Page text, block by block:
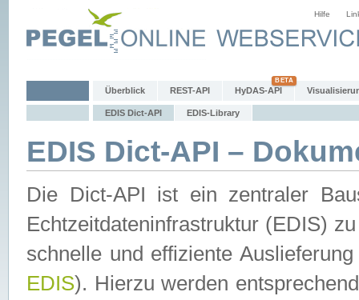
Hilfe
Überblick REST-API HyDAS-API
EDIS Dict-API EDIS-Library
EDIS Dict-API –
Die Dict-API ist ein zentraler
Echtzeitdateninfrastruktur (EDIS)
schnelle und effiziente
EDIS). Hierzu werden